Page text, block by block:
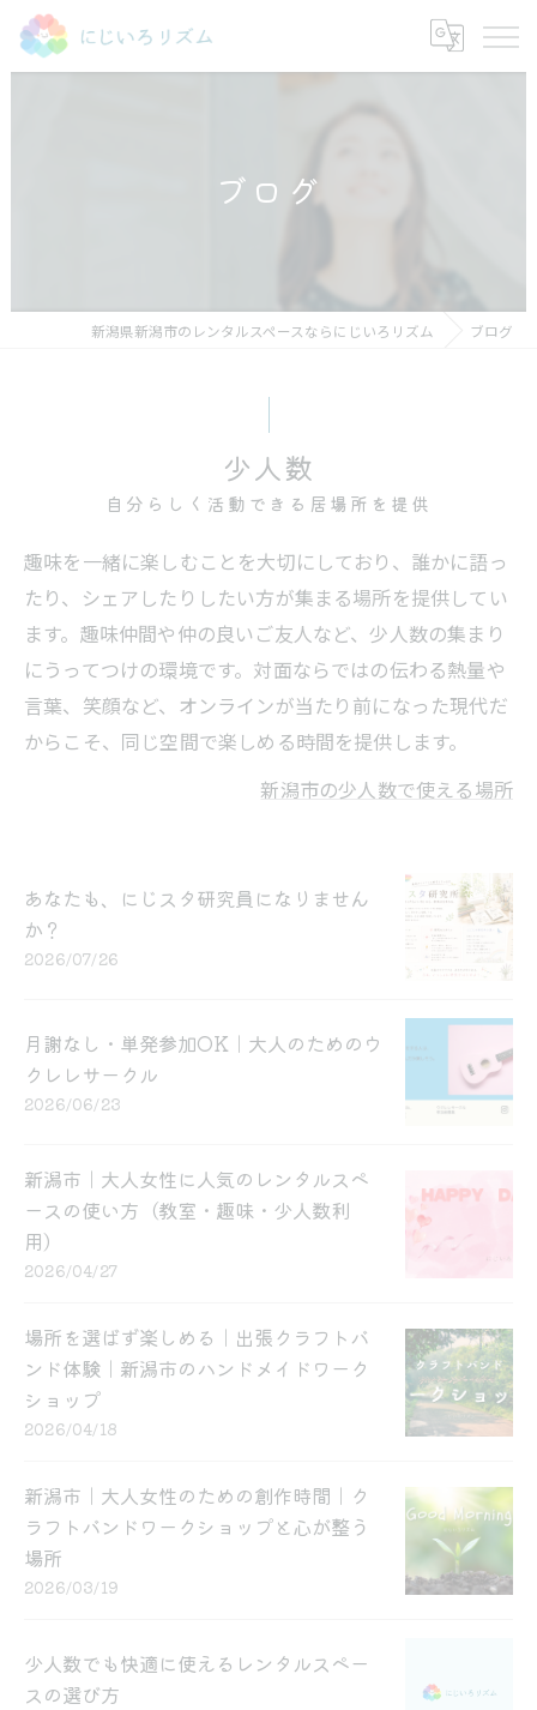
ブログ
新潟県新潟市のレンタルスペースならにじいろリズム ブログ
少人数
自分らしく活動できる居場所を提供
趣味を一緒に楽しむことを大切にしており、誰かに語っ
たり、シェアしたりしたい方が集まる場所を提供してい
ます。趣味仲間や仲の良いご友人など、少人数の集まり
にうってつけの環境です。対面ならではの伝わる熱量や
言葉、笑顔など、オンラインが当たり前になった現代だ
からこそ、同じ空間で楽しめる時間を提供します。
新潟市の少人数で使える場所
あなたも、にじスタ研究員になりません
か？
2026/07/26
月謝なし・単発参加OK｜大人のためのウ
クレレサークル
2026/06/23
新潟市｜大人女性に人気のレンタルスペ
ースの使い方（教室・趣味・少人数利
用）
2026/04/27
場所を選ばず楽しめる｜出張クラフトバ
ンド体験｜新潟市のハンドメイドワーク
ショップ
2026/04/18
新潟市｜大人女性のための創作時間｜ク
ラフトバンドワークショップと心が整う
場所
2026/03/19
少人数でも快適に使えるレンタルスペー
スの選び方